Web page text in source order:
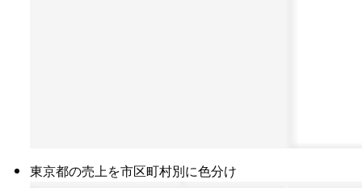
東京都の売上を市区町村別に色分け